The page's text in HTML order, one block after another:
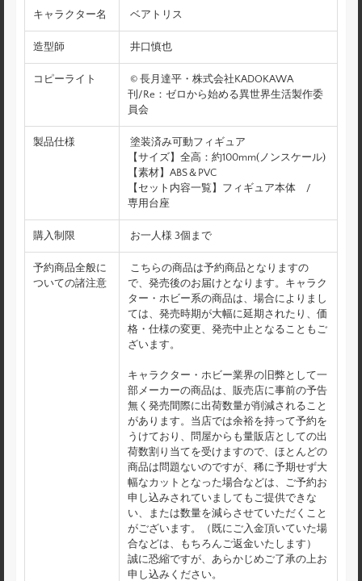
キャラクター名 ベアトリス
造型師 井口慎也
コピーライト
© 長月達平・株式会社KADOKAWA
刊/Re：ゼロから始める異世界生活製作委
員会
製品仕様
塗装済み可動フィギュア
【サイズ】全高：約100mm(ノンスケール)
【素材】ABS＆PVC
【セット内容一覧】フィギュア本体 /
専用台座
購入制限 お一人様 3個まで
予約商品全般に
ついての諸注意
こちらの商品は予約商品となりますの
で、発売後のお届けとなります。キャラク
ター・ホビー系の商品は、場合によりまし
ては、発売時期が大幅に延期されたり、価
格・仕様の変更、発売中止となることもご
ざいます。
キャラクター・ホビー業界の旧弊として一
部メーカーの商品は、販売店に事前の予告
無く発売間際に出荷数量が削減されること
があります。当店では余裕を持って予約を
うけており、問屋からも量販店としての出
荷数割り当てを受けますので、ほとんどの
商品は問題ないのですが、稀に予期せず大
幅なカットとなった場合などは、ご予約お
申し込みされていましてもご提供できな
い、または数量を減らさせていただくこと
がございます。（既にご入金頂いていた場
合などは、もちろんご返金いたします）
誠に恐縮ですが、あらかじめご了承の上お
申し込みください。